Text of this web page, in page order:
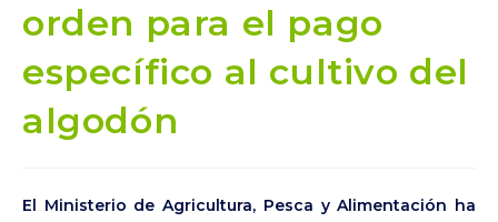
orden para el pago
específico al cultivo del
algodón
El Ministerio de Agricultura, Pesca y Alimentación ha